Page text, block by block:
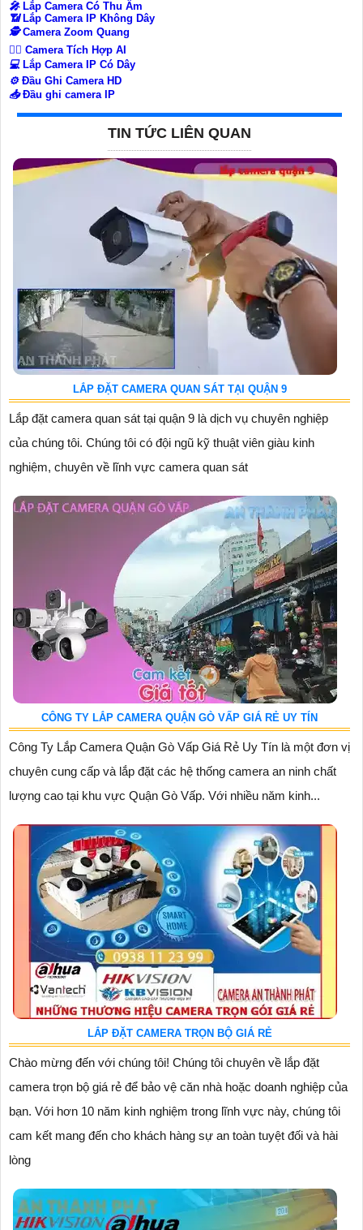
️🎤️ Lắp Camera Có Thu Âm
📶 Lắp Camera IP Không Dây
🕵️Camera Zoom Quang
🧛‍♀️ Camera Tích Hợp AI
💻Lắp Camera IP Có Dây
⚙️Đầu Ghi Camera HD
📥Đầu ghi camera IP
TIN TỨC LIÊN QUAN
LẮP ĐẶT CAMERA QUAN SÁT TẠI QUẬN 9
Lắp đặt camera quan sát tại quận 9 là dịch vụ chuyên nghiệp
của chúng tôi. Chúng tôi có đội ngũ kỹ thuật viên giàu kinh
nghiệm, chuyên về lĩnh vực camera quan sát
CÔNG TY LẮP CAMERA QUẬN GÒ VẤP GIÁ RẺ UY TÍN
Công Ty Lắp Camera Quận Gò Vấp Giá Rẻ Uy Tín là một đơn vị
chuyên cung cấp và lắp đặt các hệ thống camera an ninh chất
lượng cao tại khu vực Quận Gò Vấp. Với nhiều năm kinh...
LẮP ĐẶT CAMERA TRỌN BỘ GIÁ RẺ
Chào mừng đến với chúng tôi! Chúng tôi chuyên về lắp đặt
camera trọn bộ giá rẻ để bảo vệ căn nhà hoặc doanh nghiệp của
bạn. Với hơn 10 năm kinh nghiệm trong lĩnh vực này, chúng tôi
cam kết mang đến cho khách hàng sự an toàn tuyệt đối và hài
lòng